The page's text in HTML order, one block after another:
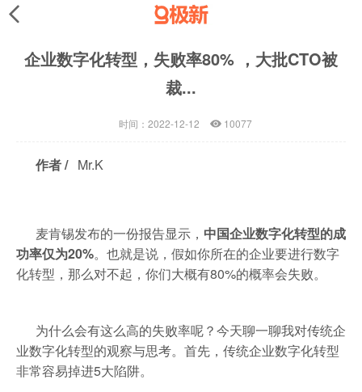
企业数字化转型，失败率80% ，大批CTO被
裁...
时间：2022-12-12 10077
作者 /Mr.K
麦肯锡发布的一份报告显示， 中国企业数字化转型的成
功率仅为20%。也就是说，假如你所在的企业要进行数字
化转型，那么对不起，你们大概有80%的概率会失败。
为什么会有这么高的失败率呢？今天聊一聊我对传统企
业数字化转型的观察与思考。首先，传统企业数字化转型
非常容易掉进5大陷阱。